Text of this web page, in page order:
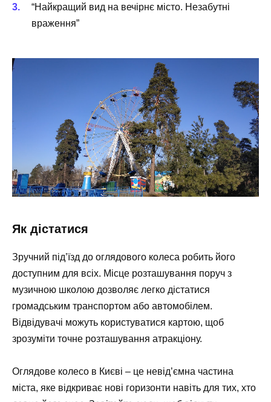
“Найкращий вид на вечірнє місто. Незабутні
враження”
Як дістатися
Зручний під’їзд до оглядового колеса робить його
доступним для всіх. Місце розташування поруч з
музичною школою дозволяє легко дістатися
громадським транспортом або автомобілем.
Відвідувачі можуть користуватися картою, щоб
зрозуміти точне розташування атракціону.
Оглядове колесо в Києві – це невід’ємна частина
міста, яке відкриває нові горизонти навіть для тих, хто